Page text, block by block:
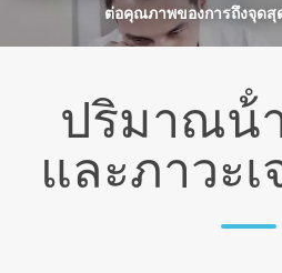
ต่อคุณภาพของการถึงจุด
ปริมาณน้ํ
และภาวะ